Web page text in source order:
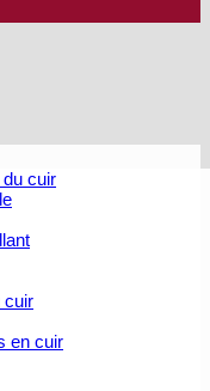
cuir
cuir
en cuir